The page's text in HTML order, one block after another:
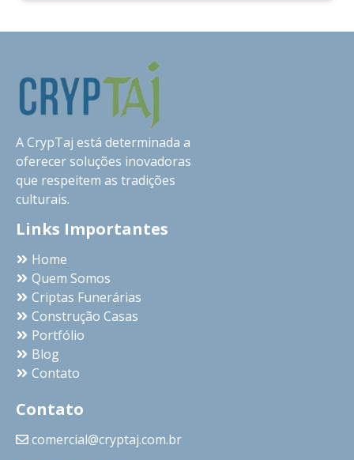
A CrypTaj está determinada a
oferecer soluções inovadoras
que respeitem as tradições
culturais.
Links Importantes
Home
Quem Somos
Criptas Funerárias
Construção Casas
Portfólio
Blog
Contato
Contato
comercial@cryptaj.com.br